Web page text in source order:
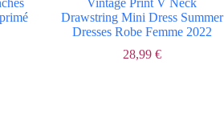
Drawstring Mini Dress Summer
Dresses Robe Femme 2022
Le
28,99 €
Le